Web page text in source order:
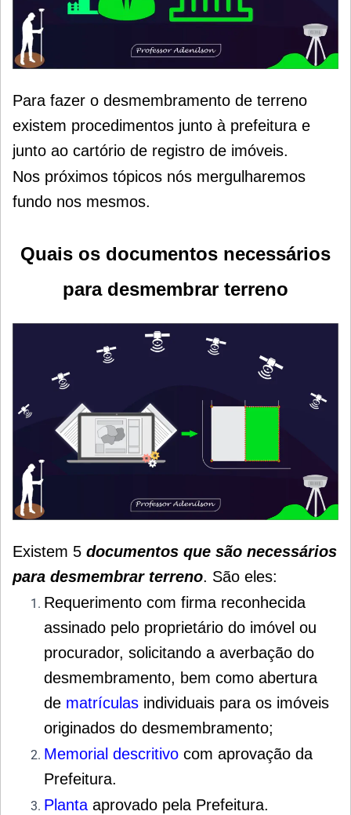
Para fazer o desmembramento de terreno
existem procedimentos junto à prefeitura e
junto ao cartório de registro de imóveis.
Nos próximos tópicos nós mergulharemos
fundo nos mesmos.
Quais os documentos necessários
para desmembrar terreno
Existem 5 documentos que são necessários
para desmembrar terreno. São eles:
Requerimento com firma reconhecida
assinado pelo proprietário do imóvel ou
procurador, solicitando a averbação do
desmembramento, bem como abertura
de matrículas individuais para os imóveis
originados do desmembramento;
Memorial descritivo com aprovação da
Prefeitura.
Planta aprovado pela Prefeitura.